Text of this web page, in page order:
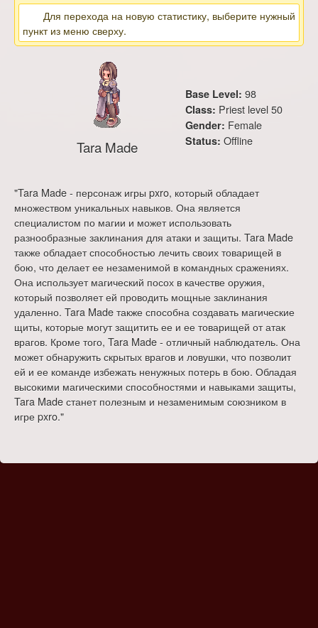
Для перехода на новую статистику, выберите нужный
пункт из меню сверху.
Tara Made
Base Level: 98
Class: Priest level 50
Gender: Female
Status: Offline
"Tara Made - персонаж игры pxro, который обладает
множеством уникальных навыков. Она является
специалистом по магии и может использовать
разнообразные заклинания для атаки и защиты. Tara Made
также обладает способностью лечить своих товарищей в
бою, что делает ее незаменимой в командных сражениях.
Она использует магический посох в качестве оружия,
который позволяет ей проводить мощные заклинания
удаленно. Tara Made также способна создавать магические
щиты, которые могут защитить ее и ее товарищей от атак
врагов. Кроме того, Tara Made - отличный наблюдатель. Она
может обнаружить скрытых врагов и ловушки, что позволит
ей и ее команде избежать ненужных потерь в бою. Обладая
высокими магическими способностями и навыками защиты,
Tara Made станет полезным и незаменимым союзником в
игре pxro."